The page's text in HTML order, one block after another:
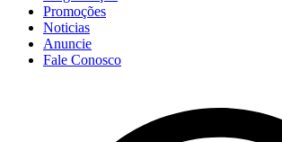
Promoções
Noticias
Anuncie
Fale Conosco